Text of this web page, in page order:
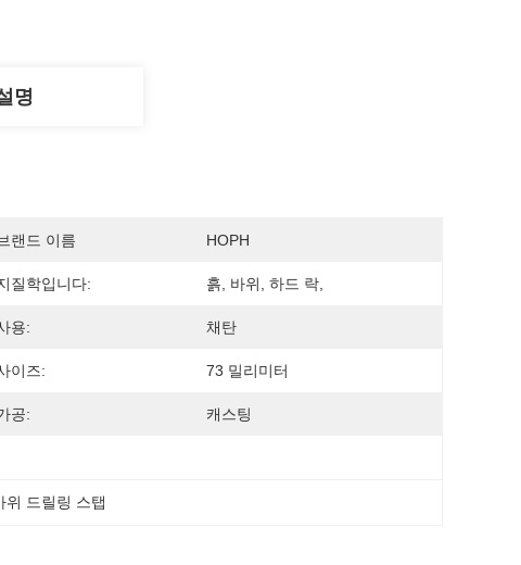
명
랜드 이름 HOPH
질학입니다: 흙, 바위, 하드 락,
용: 채탄
이즈: 73 밀리미터
공: 캐스팅
위 드릴링 스탭